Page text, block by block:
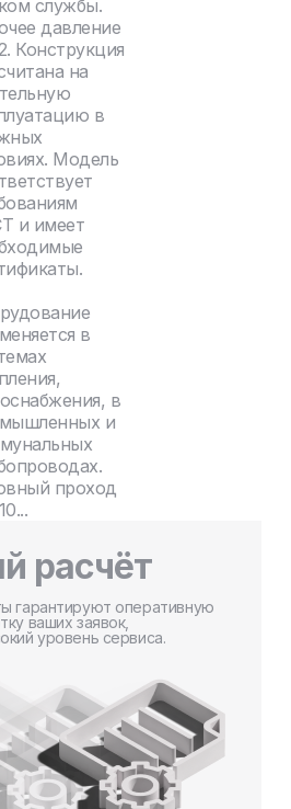
службы.
давление
Конструкция
на
в
Модель
и имеет
в
в
и
проход
расчёт
гарантируют оперативную
ваших заявок,
уровень сервиса.